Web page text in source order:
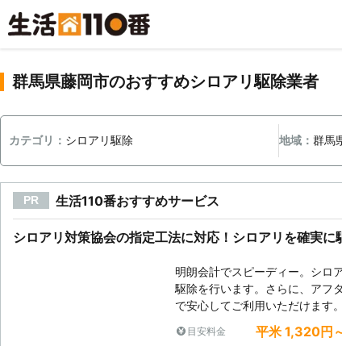
群馬県藤岡市のおすすめシロアリ駆除業者
カテゴリ： シロアリ駆除 地域：群馬
PR 生活110番おすすめサービス
シロアリ対策協会の指定工法に対応！シロアリを確実に
明朗会計でスピーディー。シロ
駆除を行います。さらに、アフ
で安心してご利用いただけます。
目安料金 平米 1,320円